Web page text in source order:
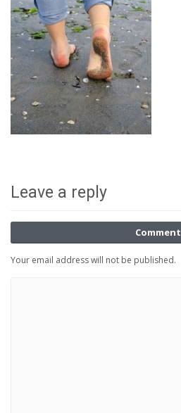
Leave a reply
Comment
Your email address will not be published.